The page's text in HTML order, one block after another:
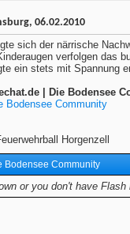
06.02.2010
sich der närrische
verfolgen das
ein stets mit Spannung
| Die Bodensee
Bodensee Community
Horgenzell
Bodensee Community
or you don't have Flash